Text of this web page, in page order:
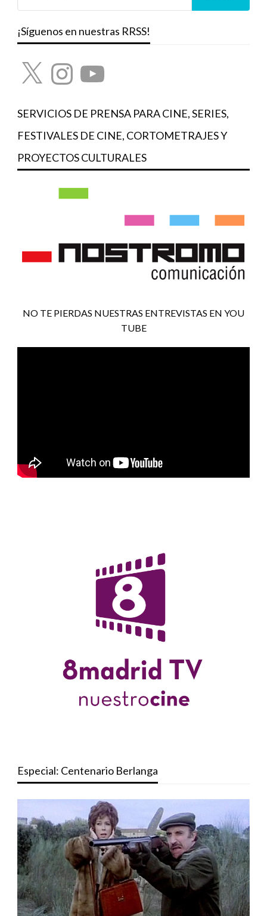
¡Síguenos en nuestras RRSS!
X InstagramYouTube
SERVICIOS DE PRENSA PARA CINE, SERIES,
FESTIVALES DE CINE, CORTOMETRAJES Y
PROYECTOS CULTURALES
NO TE PIERDAS NUESTRAS ENTREVISTAS EN YOU
TUBE
Especial: Centenario Berlanga